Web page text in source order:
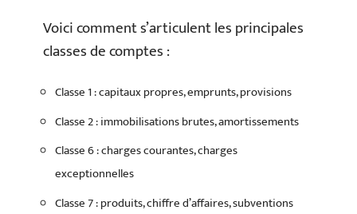
Voici comment s’articulent les principales
classes de comptes :
Classe 1 : capitaux propres, emprunts, provisions
Classe 2 : immobilisations brutes, amortissements
Classe 6 : charges courantes, charges
exceptionnelles
Classe 7 : produits, chiffre d’affaires, subventions